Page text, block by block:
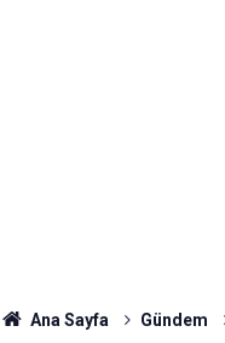
Ana Sayfa Gündem